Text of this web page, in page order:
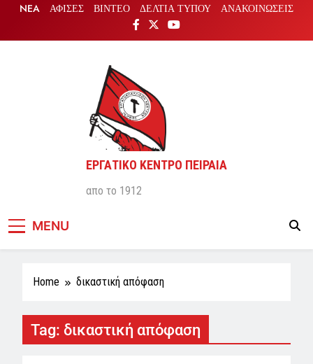
content
NEA ΑΦΙΣΕΣ ΒΙΝΤΕΟ ΔΕΛΤΙΑ ΤΥΠΟΥ ΑΝΑΚΟΙΝΩΣΕΙΣ
ΕΡΓΑΤΙΚΟ ΚΕΝΤΡΟ ΠΕΙΡΑΙΑ
απο το 1912
MENU
Home δικαστική απόφαση
Tag: δικαστική απόφαση